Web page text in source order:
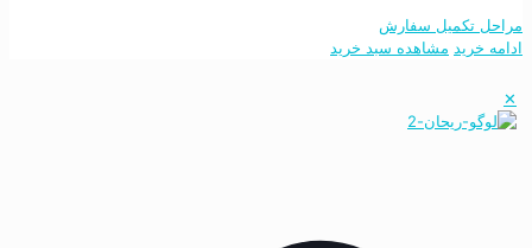
مراحل تکمیل سفارش
ادامه خرید مشاهده سبد خرید
✕